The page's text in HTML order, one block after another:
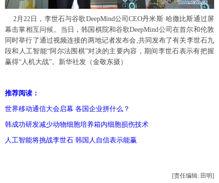
2月22日，李世石与谷歌DeepMind公司CEO丹米斯·哈撒比斯通过屏
幕击掌相互问候。当日，韩国棋院和谷歌DeepMind公司在首尔和伦敦
同时举行了通过视频连接的两地记者发布会,共同发布了有关李世石九
段和人工智能“阿尔法围棋”对决的主要内容，期间李世石表示有把握
赢得“人机大战”。新华社发（金敬东摄）
推荐阅读：
世界移动通信大会启幕 各国企业拼什么？
韩成功研发减少动物细胞培养箱内细胞损伤技术
人工智能将挑战李世石 韩国人自信表示能赢
[责任编辑: 田明]